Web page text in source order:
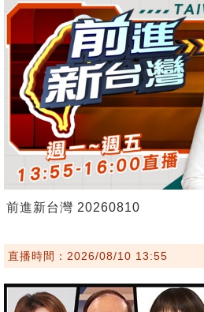
前進新台灣 20260810
直播時間：2026/08/10 13:55